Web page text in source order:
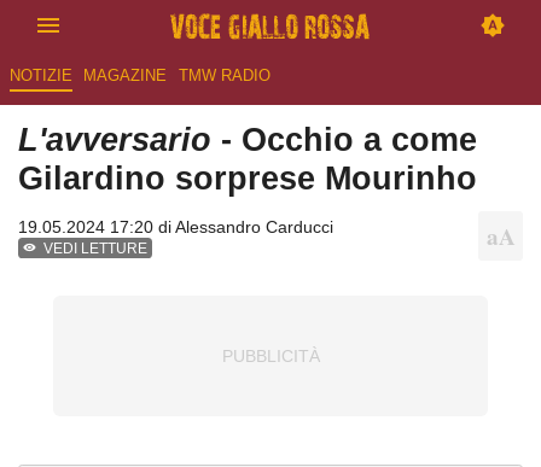
NOTIZIE MAGAZINE TMW RADIO
L'avversario - Occhio a come
Gilardino sorprese Mourinho
19.05.2024 17:20 diAlessandro Carducci
VEDI LETTURE